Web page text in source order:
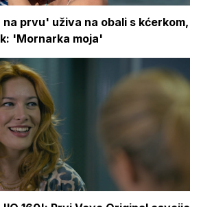
prvu' uživa na obali s kćerkom,
'Mornarka moja'